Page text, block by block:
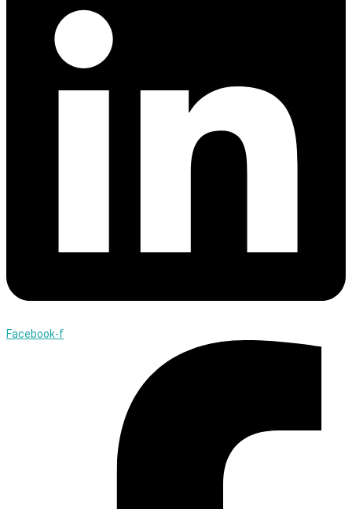
Facebook-f